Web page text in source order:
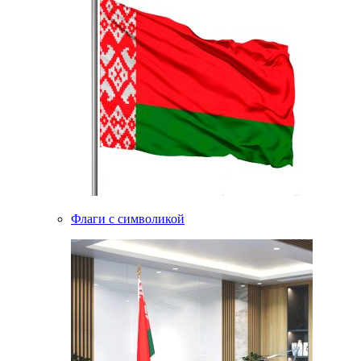
Флаги с символикой